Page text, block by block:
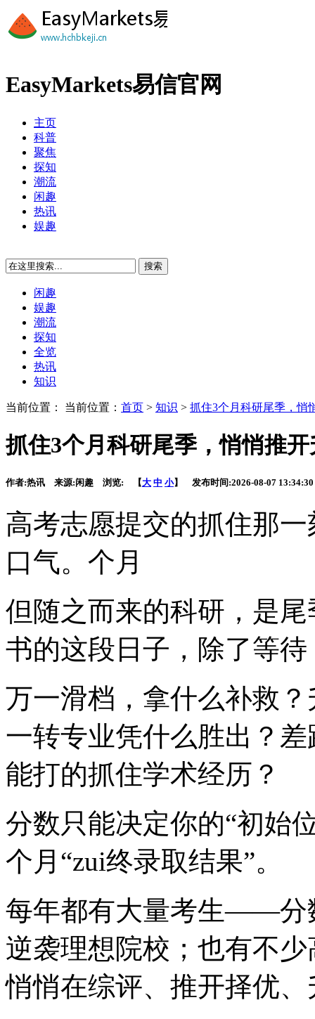
EasyMarkets易信官网
主页
科普
聚焦
探知
潮流
闲趣
热讯
娱趣
闲趣
娱趣
潮流
探知
全览
热讯
知识
当前位置： 当前位置： 首页 > 知识 > 抓住3个月科研尾季，悄
抓住3个月科研尾季，悄悄推
作者:热讯 来源:闲趣 浏览: 【大 中 小】 发布时间:2026-08-07 13:34:30
高考志愿提交的抓住那
口气。个月
但随之而来的科研 ，是
书的这段日子，除了等
万一滑档，拿什么补救
一转专业凭什么胜出？
能打的抓住学术经历？
分数只能决定你的“初始
个月“zui终录取结果”。
每年都有大量考生——分
逆袭理想院校；也有不
悄悄在综评、推开择优、